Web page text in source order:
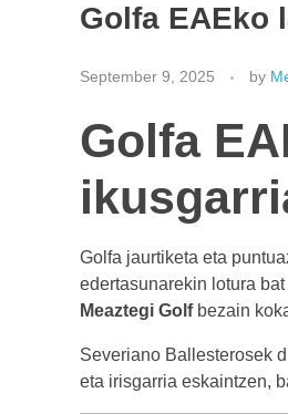
Golfa EAEko
September 9, 2025 by
Golfa
Golfa jaurtiketa eta
edertasunarekin lotura
Meaztegi Golfbezain
Severiano Ballesterosek
eta irisgarria eskaintzen,